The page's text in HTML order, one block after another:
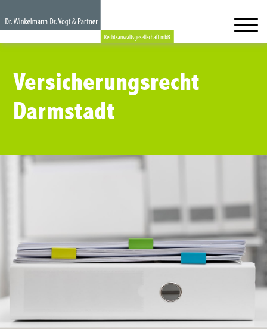
Versicherungsrecht
Darmstadt